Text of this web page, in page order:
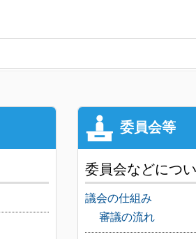
委員会などにつ
議会の仕組み
審議の流れ